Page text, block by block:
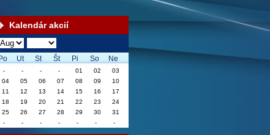
Kalendár akcií
Po Ut St Št Pi So Ne